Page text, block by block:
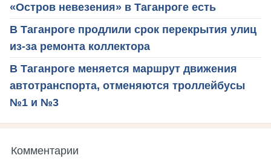
«Остров невезения» в Таганроге есть
В Таганроге продлили срок перекрытия улиц
из-за ремонта коллектора
В Таганроге меняется маршрут движения
автотранспорта, отменяются троллейбусы
№1 и №3
Комментарии